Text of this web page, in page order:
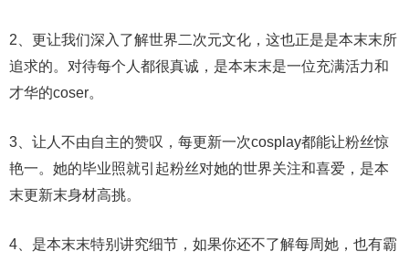
2、更让我们深入了解世界二次元文化，这也正是是本末末所
追求的。对待每个人都很真诚，是本末末是一位充满活力和
才华的coser。
3、让人不由自主的赞叹，每更新一次cosplay都能让粉丝惊
艳一。她的毕业照就引起粉丝对她的世界关注和喜爱，是本
末更新末身材高挑。
4、是本末末特别讲究细节，如果你还不了解每周她，也有霸